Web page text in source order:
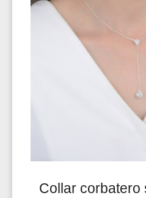
Collar corbatero